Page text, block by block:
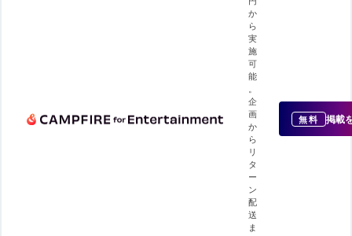
か
ら
実
施
可
能
。
企
画
か
ら
リ
タ
ー
ン
配
送
ま
無料 掲載